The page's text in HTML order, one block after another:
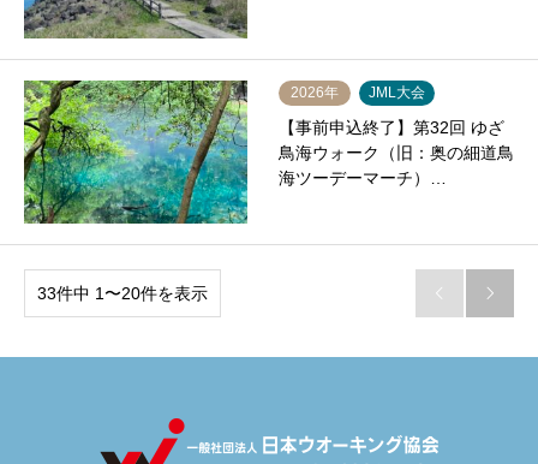
2026年 JML大会
【事前申込終了】第32回 ゆざ
鳥海ウォーク（旧：奥の細道鳥
海ツーデーマーチ）…
33件中 1〜20件を表示  